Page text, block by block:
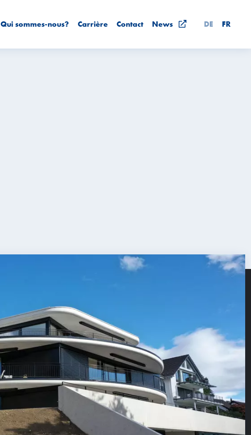
Qui sommes-nous? Carrière Contact News DE FR